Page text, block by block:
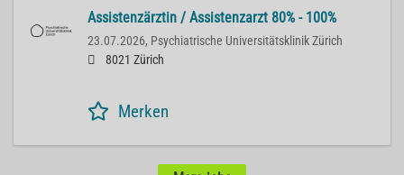
Assistenzärztin / Assistenzarzt 80% - 100%
23.07.2026, Psychiatrische Universitätsklinik Zürich
8021 Zürich
Merken